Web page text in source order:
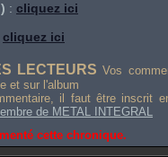
: cliquez ici
cliquez ici
LECTEURS Vos
et sur l'album
il faut être inscrit
de METAL INTEGRAL
cette chronique.